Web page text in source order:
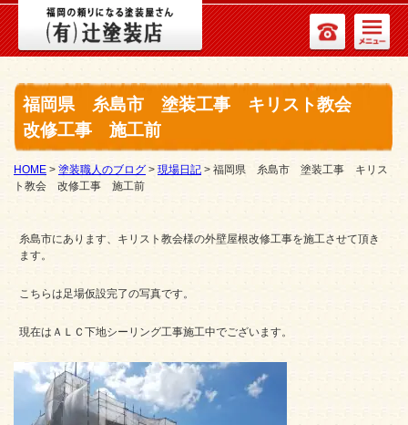
福岡県 糸島市 塗装工事 キリスト教会
改修工事 施工前
HOME > 塗装職人のブログ > 現場日記 > 福岡県 糸島市 塗装工事 キリス
ト教会 改修工事 施工前
糸島市にあります、キリスト教会様の外壁屋根改修工事を施工させて頂き
ます。
こちらは足場仮設完了の写真です。
現在はＡＬＣ下地シーリング工事施工中でございます。